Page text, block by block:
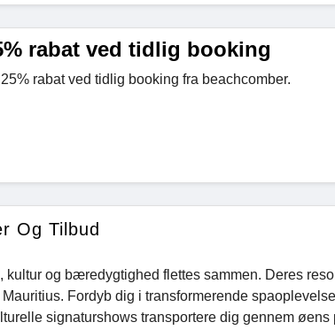
rabat ved tidlig booking
rabat ved tidlig booking fra beachcomber.
Og Tilbud
og bæredygtighed flettes sammen. Deres
Fordyb dig i transformerende
signaturshows transportere dig gennem